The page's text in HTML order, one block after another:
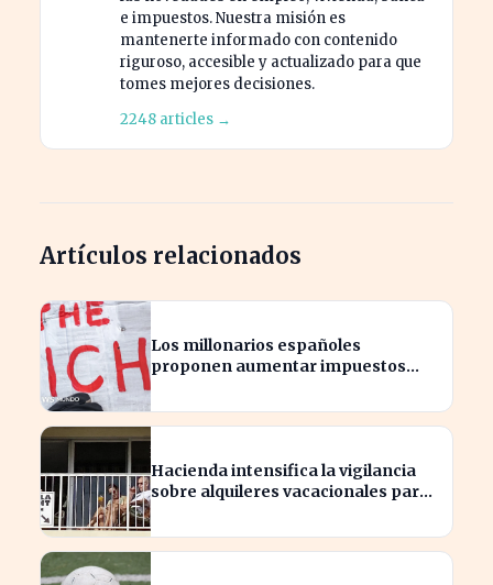
e impuestos. Nuestra misión es
mantenerte informado con contenido
riguroso, accesible y actualizado para que
tomes mejores decisiones.
2248 articles →
Artículos relacionados
Los millonarios españoles
proponen aumentar impuestos
económica
Hacienda intensifica la vigilancia
sobre alquileres vacacionales para